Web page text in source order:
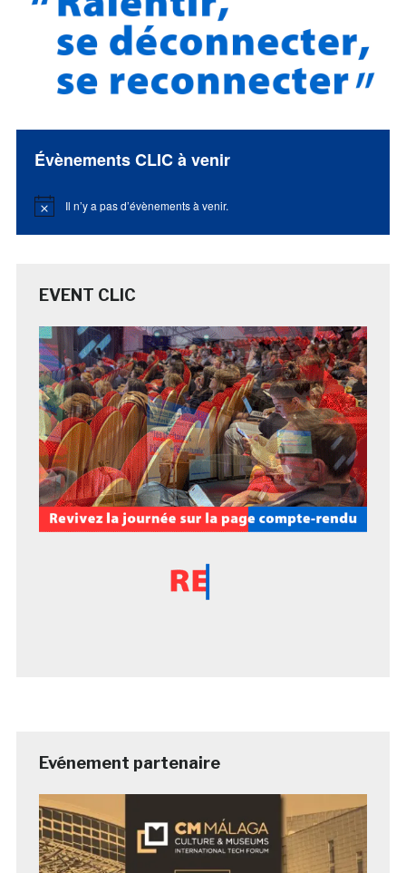
Évènements CLIC à venir
Notice Il n’y a pas d’évènements à venir.
EVENT CLIC
Evénement partenaire